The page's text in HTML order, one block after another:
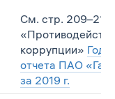
См. стр.
коррупции»
отчета ПАО
за 2019 г.